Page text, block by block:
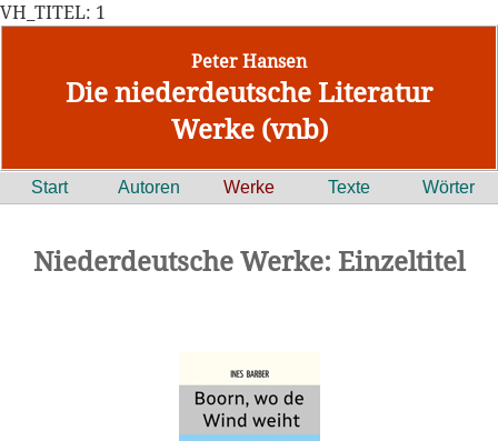
VH_TITEL: 1
Peter Hansen
Die niederdeutsche Literatur
Werke (vnb)
Start Autoren Werke Texte Wörter
Niederdeutsche Werke: Einzeltitel